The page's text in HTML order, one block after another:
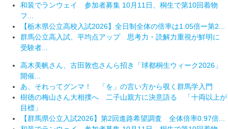
和装でランウェイ 参加者募集 10月11日、桐生で第10回着物
フ...
【栃木県公立高校入試2026】全日制全体の倍率は1.05倍ー第2...
群馬公立高入試、平均点アップ 思考力・読解力重視が鮮明に
受験者...
高木美帆さん、古田敦也さんら招き「球都桐生ウィーク2026」
開催...
あ、それってグンマ！ 「を」の言い方から覗く群馬学入門
樹徳の梅山さん大相撲へ 二子山親方に決意語る 「十両以上が
目標」
【群馬県公立入試2026】第2回進路希望調査 全体倍率0.97倍...